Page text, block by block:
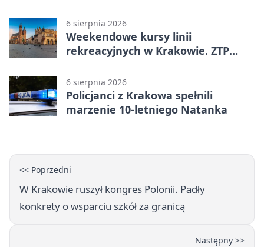
6 sierpnia 2026
Weekendowe kursy linii
rekreacyjnych w Krakowie. ZTP
6 sierpnia 2026
Policjanci z Krakowa spełnili
marzenie 10-letniego Natanka
<< Poprzedni
W Krakowie ruszył kongres Polonii. Padły
konkrety o wsparciu szkół za granicą
Następny >>